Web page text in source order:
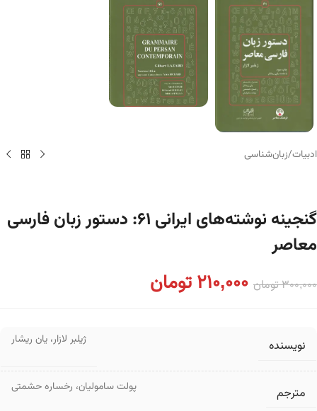
ادبیات/زبان‌شناسی
گنجینه نوشته‌های ایرانی ۶۱: دستور زبان فارسی
معاصر
300,000تومان 210,000تومان
نویسنده ژیلبر لازار، یان ریشار
مترجم پولت سامولیان، رخساره حشمتی